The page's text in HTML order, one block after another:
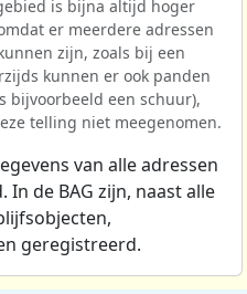
is bijna altijd hoger
er meerdere adressen
zijn, zoals bij een
kunnen er ook panden
bijvoorbeeld een schuur),
telling niet meegenomen.
van alle adressen
de BAG zijn, naast alle
geregistreerd.